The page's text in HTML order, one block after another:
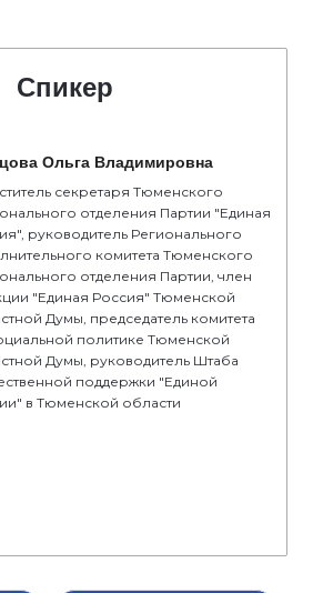
Спикер
Ольга Владимировна
секретаря Тюменского
отделения Партии "Единая
руководитель Регионального
комитета Тюменского
отделения Партии, член
"Единая Россия" Тюменской
Думы, председатель комитета
политике Тюменской
Думы, руководитель Штаба
поддержки "Единой
в Тюменской области